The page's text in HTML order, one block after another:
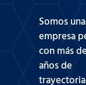
Somos una
empresa
con más
años de